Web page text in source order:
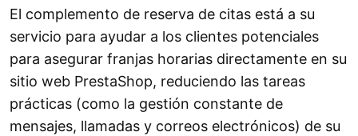
El complemento de reserva de citas está a su
servicio para ayudar a los clientes potenciales
para asegurar franjas horarias directamente en su
sitio web PrestaShop, reduciendo las tareas
prácticas (como la gestión constante de
mensajes, llamadas y correos electrónicos) de su